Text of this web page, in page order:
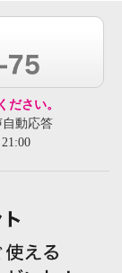
さい。
自動応答